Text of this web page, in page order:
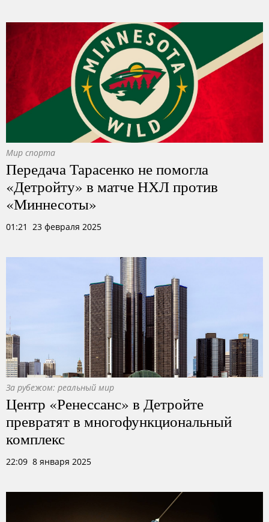
Мир спорта
Передача Тарасенко не помогла
«Детройту» в матче НХЛ против
«Миннесоты»
01:21 23 февраля 2025
За рубежом: реальный мир
Центр «Ренессанс» в Детройте
превратят в многофункциональный
комплекс
22:09 8 января 2025